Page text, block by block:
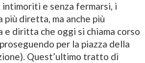
e senza fermarsi, i
diretta, ma anche più
diritta che oggi si chiama corso
per la piazza della
Quest’ultimo tratto di